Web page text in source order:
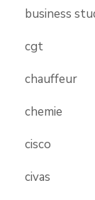
business
cgt
chauffeur
chemie
cisco
civas